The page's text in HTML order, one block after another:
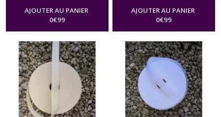
AJOUTER AU PANIER
0€99
AJOUTER AU PANIER
0€99